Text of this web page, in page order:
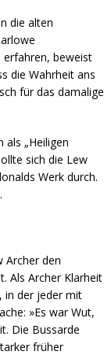
die alten
erfahren, beweist
die Wahrheit ans
für das damalige
„Heiligen
sich die Lew
Werk durch.
Archer den
Als Archer Klarheit
in der jeder mit
»Es war Wut,
Die Bussarde
früher